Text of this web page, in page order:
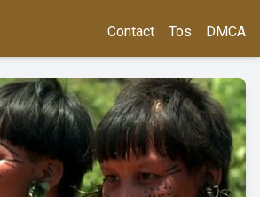
Contact Tos DMCA